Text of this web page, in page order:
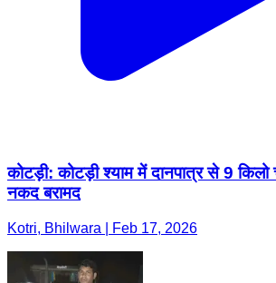
कोटड़ी: कोटड़ी श्याम में दानपात्र से 9
नकद बरामद
Kotri, Bhilwara | Feb 17, 2026